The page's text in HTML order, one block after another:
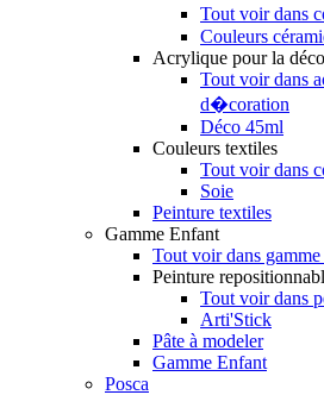
Tout voir dans
Couleurs
Acrylique pour la
Tout voir dans
d�coration
Déco 45ml
Couleurs textiles
Tout voir dans
Soie
Peinture textiles
Gamme Enfant
Tout voir dans
Peinture
Tout voir dans
Arti'Stick
Pâte à modeler
Gamme Enfant
Posca